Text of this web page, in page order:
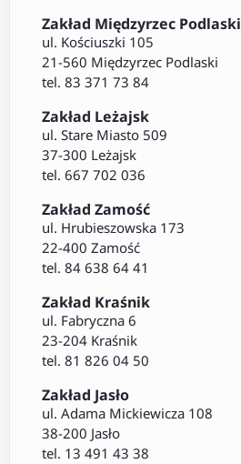
Zakład Międzyrzec Podlaski
ul. Kościuszki 105
21-560 Międzyrzec Podlaski
tel. 83 371 73 84
Zakład Leżajsk
ul. Stare Miasto 509
37-300 Leżajsk
tel. 667 702 036
Zakład Zamość
ul. Hrubieszowska 173
22-400 Zamość
tel. 84 638 64 41
Zakład Kraśnik
ul. Fabryczna 6
23-204 Kraśnik
tel. 81 826 04 50
Zakład Jasło
ul. Adama Mickiewicza 108
38-200 Jasło
tel. 13 491 43 38